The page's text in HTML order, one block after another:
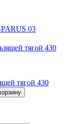
03
тягой 430